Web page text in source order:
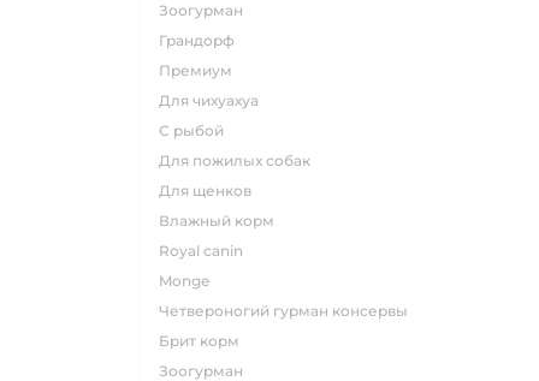
зоогурман
грандорф
премиум
для чихуахуа
с рыбой
для пожилых собак
для щенков
влажный корм
royal canin
monge
четвероногий гурман консервы
брит корм
зоогурман